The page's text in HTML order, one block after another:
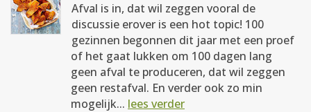
Afval is in, dat wil zeggen vooral de
discussie erover is een hot topic! 100
gezinnen begonnen dit jaar met een proef
of het gaat lukken om 100 dagen lang
geen afval te produceren, dat wil zeggen
geen restafval. En verder ook zo min
mogelijk... lees verder